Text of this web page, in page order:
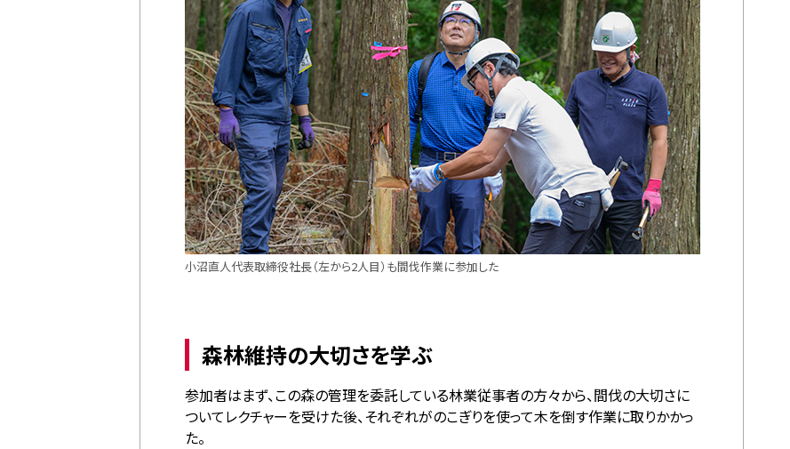
小沼直人代表取締役社長（左から2人目）も間伐作業に参加した
森林維持の大切さを学ぶ
参加者はまず、この森の管理を委託している林業従事者の方々から、間伐の大切さに
ついてレクチャーを受けた後、それぞれがのこぎりを使って木を倒す作業に取りかかっ
た。